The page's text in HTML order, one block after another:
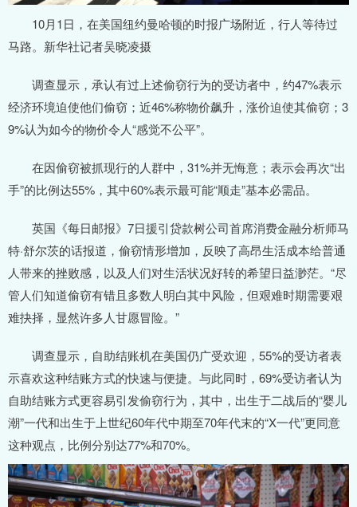
10月1日，在美国纽约曼哈顿的时报广场附近，行人等待过
马路。新华社记者吴晓凌摄
调查显示，承认有过上述偷窃行为的受访者中，约47%表示
经济环境迫使他们偷窃；近46%称物价飙升，涨价迫使其偷窃；3
9%认为如今的物价令人“感觉不公平”。
在因偷窃被抓现行的人群中，31%并无悔意；表示会再次“出
手”的比例达55%，其中60%表示最可能“顺走”基本必需品。
英国《每日邮报》7日援引贷款树公司首席消费金融分析师马
特·舒尔茨的话报道，偷窃情形增加，反映了高昂生活成本给普通
人带来的挫败感，以及人们对生活状况好转的希望日益渺茫。“尽
管人们知道偷窃有错且多数人明白其中风险，但艰难时期需要艰
难抉择，显然许多人甘愿冒险。”
调查显示，自助结账机在美国仍广受欢迎，55%的受访者表
示喜欢这种结账方式的快速与便捷。与此同时，69%受访者认为
自助结账方式更容易引发偷窃行为，其中，出生于二战后的“婴儿
潮”一代和出生于上世纪60年代中期至70年代末的“X一代”更同意
这种观点，比例分别达77%和70%。